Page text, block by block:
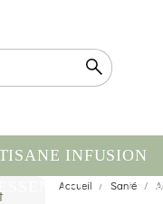
INFUSION
Accueil Santé